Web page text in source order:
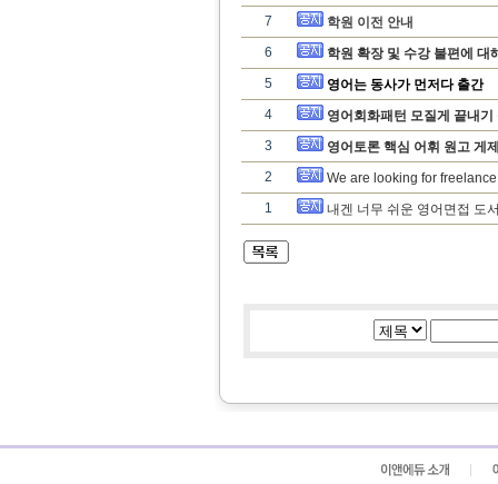
7
학원 이전 안내
6
학원 확장 및 수강 불편에 대
5
영어는 동사가 먼저다 출간
4
영어회화패턴 모질게 끝내기
3
영어토론 핵심 어휘 원고 게
2
We are looking for
1
내겐 너무 쉬운 영어면접 도